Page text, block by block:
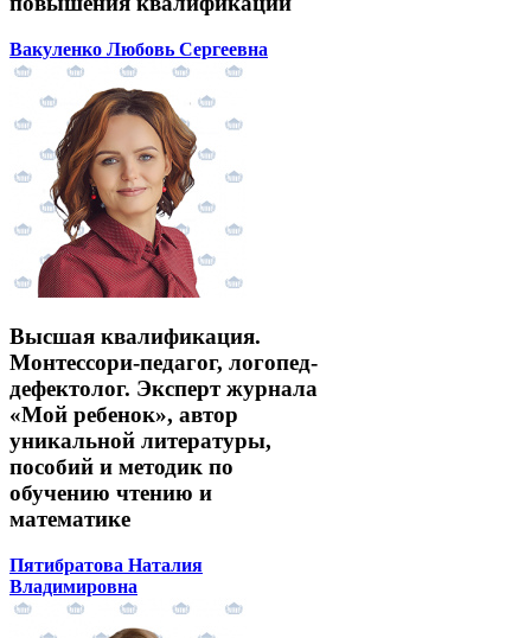
Вакуленко Любовь Сергеевна
Высшая квалификация.
Монтессори-педагог, логопед-
дефектолог. Эксперт журнала
«Мой ребенок», автор
уникальной литературы,
пособий и методик по
обучению чтению и
математике
Пятибратова Наталия
Владимировна